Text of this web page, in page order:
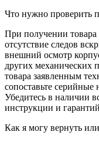
Что нужно проверить
При получении товара
отсутствие следов
внешний осмотр
других механических
товара заявленным
сопоставьте
Убедитесь в наличии
инструкции и
Как я могу вернуть